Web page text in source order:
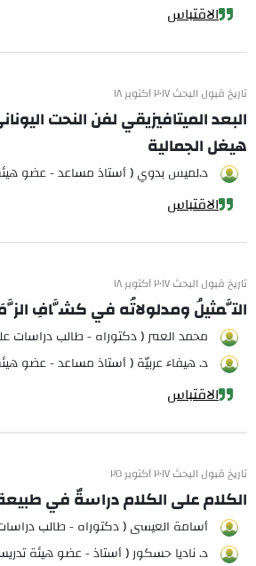
الاقتباس
تاريخ قبول البحث ٢٠١٧ أكتوبر ١٨
البعد الميتافيزيقي لفن النحت
هيغل الجمالية
د.لميس بدوي ( أستاذ مساعد - عضو
الاقتباس
تاريخ قبول البحث ٢٠١٧ أكتوبر ١٨
التَّمثيلُ ومدلولاتُه في كشَّافِ
محمد العمر ( دكتوراه - طالب دراسات
د. هيفاء عربيّة ( أستاذ مساعد - عضو
الاقتباس
تاريخ قبول البحث ٢٠١٧ أكتوبر ٢٥
الكلام على الكلام دراسةٌ في
أسامة العيسى ( دكتوراه - طالب
د. ناديا حسكور ( أستاذ - عضو هيئة